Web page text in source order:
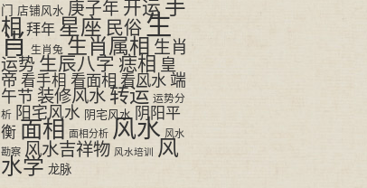
门
店铺风水 庚子年 开运 手
相 拜年 星座 民俗 生
肖 生肖兔 生肖属相 生肖
运势 生辰八字 痣相 皇
帝 看手相 看面相 看风水 端
午节 装修风水 转运 运势分
析 阳宅风水 阴宅风水 阴阳平
衡 面相 面相分析 风水 风水
勘察 风水吉祥物 风水培训 风
水学 龙脉